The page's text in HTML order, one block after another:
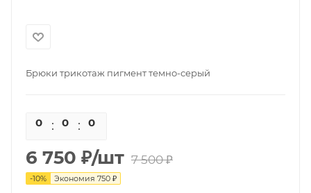
Брюки трикотаж пигмент темно-серый
0 0 0
6 750 ₽/шт 7 500₽
-10% Экономия 750 ₽